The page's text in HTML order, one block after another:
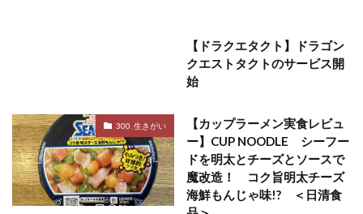
【ドラクエタクト】ドラゴン
クエストタクトのサービス開
始
300. 生きがい
【カップラーメン実食レビュ
ー】CUP NOODLE シーフー
ドを明太とチーズとソースで
魔改造！ コク旨明太チーズ
海鮮もんじゃ味!? ＜日清食